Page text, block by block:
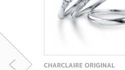
CHARCLAIRE ORIGINAL